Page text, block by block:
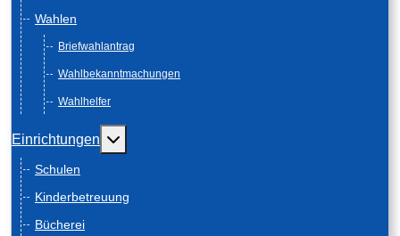
Wahlen
Briefwahlantrag
Wahlbekanntmachungen
Wahlhelfer
Einrichtungen Weitere Informationen: Einrichtungen
Schulen
Kinderbetreuung
Bücherei